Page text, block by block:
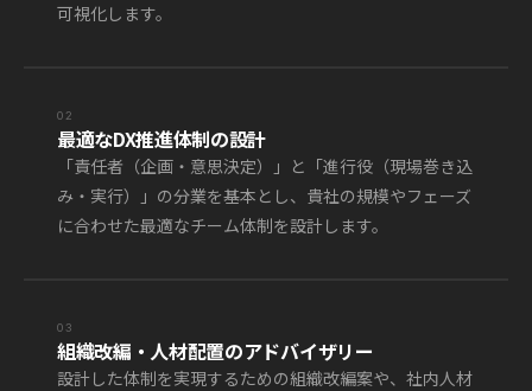
可視化します。
02
最適なDX推進体制の設計
「責任者（企画・意思決定）」と「進行役（現場巻き込
み・実行）」の分業を基本とし、貴社の規模やフェーズ
に合わせた最適なチーム体制を設計します。
03
組織改編・人材配置のアドバイザリー
設計した体制を実現するための組織改編案や、社内人材